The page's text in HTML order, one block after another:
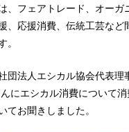
、フェアトレード、オーガ
、応援消費、伝統工芸など
団法人エシカル協会代表
にエシカル消費について
てお聞きしました。